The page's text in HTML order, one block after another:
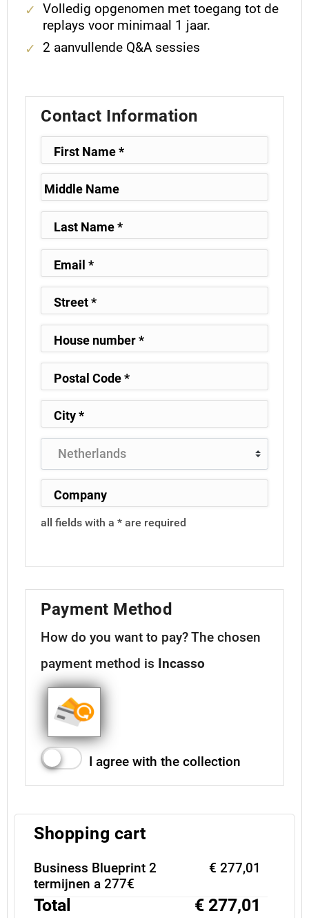
Volledig opgenomen met toegang tot de
replays voor minimaal 1 jaar.
2 aanvullende Q&A sessies
Contact Information
all fields with a * are required
Payment Method
How do you want to pay?The chosen
payment method is Incasso
I agree with the collection
Shopping cart
Business Blueprint 2
termijnen a 277€
€ 277,01
Total € 277,01